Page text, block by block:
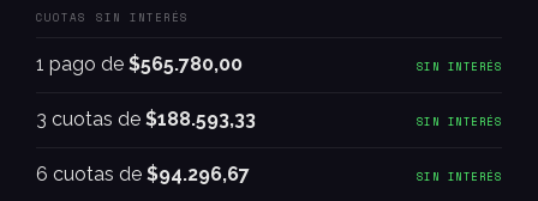
CUOTAS SIN INTERÉS
1 pago de $565.780,00 SIN INTERÉS
3 cuotas de $188.593,33 SIN INTERÉS
6 cuotas de $94.296,67 SIN INTERÉS